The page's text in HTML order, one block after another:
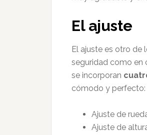
El ajuste
El ajuste es otro de
seguridad como en
se incorporan
cómodo y perfecto:
Ajuste de
Ajuste de